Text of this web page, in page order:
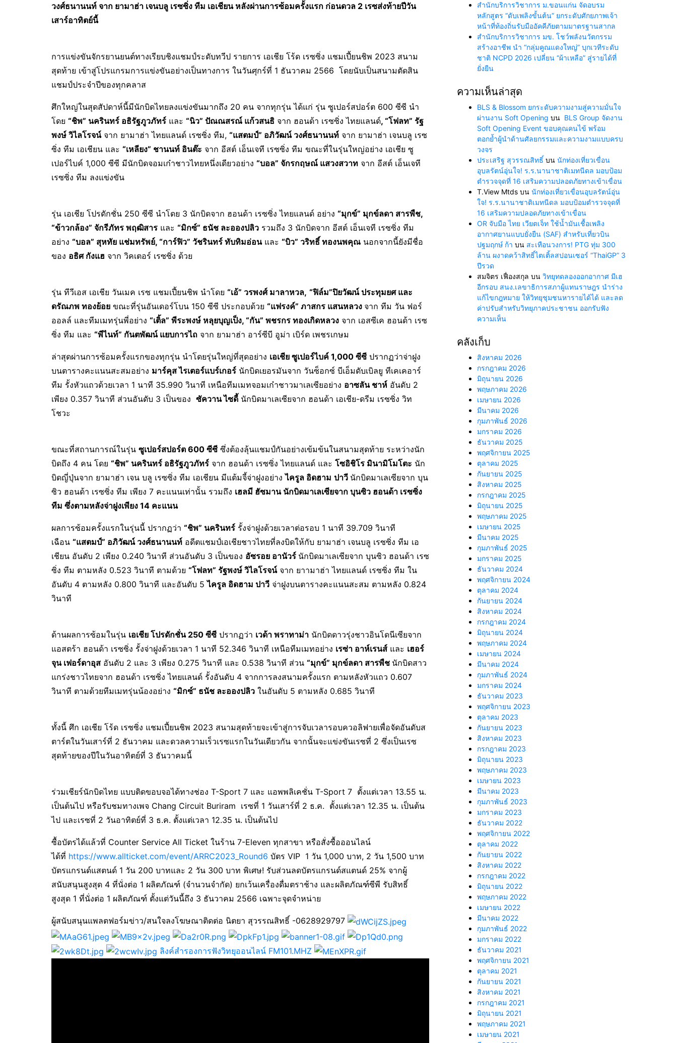
วงศ์ธนานนท์ จาก ยามาฮ่า เจนบลู เรซซิ่ง ทีม เอเชียน หลังผ่านการซ้อมครั้งแรก ก่อนดวล 2 เรซส่งท้ายปีวัน
เสาร์อาทิตย์นี้
การแข่งขันจักรยานยนต์ทางเรียบชิงแชมป์ระดับทวีป รายการ เอเชีย โร้ด เรซซิ่ง แชมเปี้ยนชิพ 2023 สนาม
สุดท้าย เข้าสู่โปรแกรมการแข่งขันอย่างเป็นทางการ ในวันศุกร์ที่ 1 ธันวาคม 2566 โดยนับเป็นสนามตัดสิน
แชมป์ประจำปีของทุกคลาส
ศึกใหญ่ในสุดสัปดาห์นี้มีนักบิดไทยลงแข่งขันมากถึง 20 คน จากทุกรุ่น ได้แก่ รุ่น ซูเปอร์สปอร์ต 600 ซีซี นำ
โดย “ชิพ” นครินทร์ อธิรัฐภูวภัทร์ และ “นิว” ปัณณสรณ์ แก้วสนธิ จาก ฮอนด้า เรซซิ่ง ไทยแลนด์, “โฟลท” รัฐ
พงษ์ วิไลโรจน์จาก ยามาฮ่า ไทยแลนด์ เรซซิ่ง ทีม, “แสตมป์” อภิวัฒน์ วงศ์ธนานนท์ จาก ยามาฮ่า เจนบลู เรซ
ซิ่ง ทีม เอเชียน และ “เหลียง” ชานนท์ อินต๊ะ จาก อีสต์ เอ็นเจที เรซซิ่ง ทีม ขณะที่ในรุ่นใหญ่อย่าง เอเชีย ซู
เปอร์ไบค์ 1,000 ซีซี มีนักบิดจอมเก๋าชาวไทยหนึ่งเดียวอย่าง “บอล” จักรกฤษณ์ แสวงสวาท จาก อีสต์ เอ็นเจที
เรซซิ่ง ทีม ลงแข่งขัน
รุ่น เอเชีย โปรดักชั่น 250 ซีซี นำโดย 3 นักบิดจาก ฮอนด้า เรซซิ่ง ไทยแลนด์ อย่าง “มุกข์” มุกข์ลดา สารพืช,
“ข้าวกล้อง” จักรีภัทร พฤฒิสาร และ “มิกซ์” ธนัช ละอองปลิว รวมถึง 3 นักบิดจาก อีสต์ เอ็นเจที เรซซิ่ง ทีม
อย่าง “บอล” สุหทัย แช่มทรัพย์, “การ์ฟิว” วัชรินทร์ ทับทิมอ่อนและ “บิว” วริทธิ์ ทองนพคุณ นอกจากนี้ยังมีชื่อ
ของ อธิศ กังแฮ จาก วิคเตอร์ เรซซิ่ง ด้วย
รุ่น ทีวีเอส เอเชีย วันเมค เรซ แชมเปี้ยนชิพ นำโดย “เอ้” วรพงศ์ มาลาหวล, “ฟิล์ม”ปิยวัฒน์ ประทุมยศ และ
ดรัณภพ ทองย้อย ขณะที่รุ่นอันเดอร์โบน 150 ซีซี ประกอบด้วย “แฟรงค์” ภาสกร แสนหลวง จาก ทีม วัน ฟอร์
ออลล์ และทีมเมทรุ่นพี่อย่าง “เติ้ล” พีระพงษ์ หลุยบุญเป็ง, “กัน” พชรกร ทองเกิดหลวง จาก เอสซีเค ฮอนด้า เรซ
ซิ่ง ทีม และ “พีไนท์” กันตพัฒน์ แยบการไถ จาก ยามาฮ่า อาร์ซีบี อูม่า เบิร์ด เพชรเกษม
ล่าสุดผ่านการซ้อมครั้งแรกของทุกรุ่น นำโดยรุ่นใหญ่ที่สุดอย่าง เอเชีย ซูเปอร์ไบค์ 1,000 ซีซี ปรากฏว่าจ่าฝูง
บนตารางคะแนนสะสมอย่าง มาร์คุส ไรเตอร์แบร์เกอร์ นักบิดเยอรมันจาก วันซ็อกซ์ บีเอ็มดับเบิลยู ทีเคเคอาร์
ทีม รั้งหัวแถวด้วยเวลา 1 นาที 35.990 วินาที เหนือทีมเมทจอมเก๋าชาวมาเลเซียอย่าง อาซลัน ชาห์ อันดับ 2
เพียง 0.357 วินาที ส่วนอันดับ 3 เป็นของ ซัควาน ไซดี้ นักบิดมาเลเซียจาก ฮอนด้า เอเชีย-ดรีม เรซซิ่ง วิท
โชวะ
ขณะที่สถานการณ์ในรุ่น ซูเปอร์สปอร์ต 600 ซีซี ซึ่งต้องลุ้นแชมป์กันอย่างเข้มข้นในสนามสุดท้าย ระหว่างนัก
บิดถึง 4 คน โดย “ชิพ” นครินทร์ อธิรัฐภูวภัทร์ จาก ฮอนด้า เรซซิ่ง ไทยแลนด์ และ โซอิชิโร มินามิโมโตะ นัก
บิดญี่ปุ่นจาก ยามาฮ่า เจน บลู เรซซิ่ง ทีม เอเชียน มีแต้มจี้จ่าฝูงอย่างไครูล อิดฮาม ปาวี นักบิดมาเลเซียจาก บุน
ซิว ฮอนด้า เรซซิ่ง ทีม เพียง 7 คะแนนเท่านั้น รวมถึง เฮลมี ฮัซมาน นักบิดมาเลเซียจาก บุนซิว ฮอนด้า เรซซิ่ง
ทีม ซึ่งตามหลังจ่าฝูงเพียง 14 คะแนน
ผลการซ้อมครั้งแรกในรุ่นนี้ ปรากฏว่า “ชิพ” นครินทร์ รั้งจ่าฝูงด้วยเวลาต่อรอบ 1 นาที 39.709 วินาที
เฉือน “แสตมป์” อภิวัฒน์ วงศ์ธนานนท์ อดีตแชมป์เอเชียชาวไทยที่ลงบิดให้กับ ยามาฮ่า เจนบลู เรซซิ่ง ทีม เอ
เชียน อันดับ 2 เพียง 0.240 วินาที ส่วนอันดับ 3 เป็นของ อัซรอย อานัวร์ นักบิดมาเลเซียจาก บุนซิว ฮอนด้า เรซ
ซิ่ง ทีม ตามหลัง 0.523 วินาที ตามด้วย “โฟลท” รัฐพงษ์ วิไลโรจน์จาก ยาามาฮ่า ไทยแลนด์ เรซซิ่ง ทีม ใน
อันดับ 4 ตามหลัง 0.800 วินาที และอันดับ 5ไครูล อิดฮาม ปาวี จ่าฝูงบนตารางคะแนนสะสม ตามหลัง 0.824
วินาที
ด้านผลการซ้อมในรุ่น เอเชีย โปรดักชั่น 250 ซีซี ปรากฏว่า เวด้า พราทาม่า นักบิดดาวรุ่งชาวอินโดนีเซียจาก
แอสตร้า ฮอนด้า เรซซิ่ง รั้งจ่าฝูงด้วยเวลา 1 นาที 52.346 วินาที เหนือทีมเมทอย่าง เรซ่า อาห์เรนส์ และ เฮอร์
จุน เฟอร์ดาอุส อันดับ 2 และ 3 เพียง 0.275 วินาที และ 0.538 วินาที ส่วน “มุกข์” มุกข์ลดา สารพืช นักบิดสาว
แกร่งชาวไทยจาก ฮอนด้า เรซซิ่ง ไทยแลนด์ รั้งอันดับ 4 จากการลงสนามครั้งแรก ตามหลังหัวแถว 0.607
วินาที ตามด้วยทีมเมทรุ่นน้องอย่าง “มิกซ์” ธนัช ละอองปลิว ในอันดับ 5 ตามหลัง 0.685 วินาที
ทั้งนี้ ศึก เอเชีย โร้ด เรซซิ่ง แชมเปี้ยนชิพ 2023 สนามสุดท้ายจะเข้าสู่การจับเวลารอบควอลิฟายเพื่อจัดอันดับส
ตาร์ตในวันเสาร์ที่ 2 ธันวาคม และดวลความเร็วเรซแรกในวันเดียวกัน จากนั้นจะแข่งขันเรซที่ 2 ซึ่งเป็นเรซ
สุดท้ายของปีในวันอาทิตย์ที่ 3 ธันวาคมนี้
ร่วมเชียร์นักบิดไทย แบบติดขอบจอได้ทางช่อง T-Sport 7 และ แอพพลิเคชั่น T-Sport 7 ตั้งแต่เวลา 13.55 น.
เป็นต้นไป หรือรับชมทางเพจ Chang Circuit Buriram เรซที่ 1 วันเสาร์ที่ 2 ธ.ค. ตั้งแต่เวลา 12.35 น. เป็นต้น
ไป และเรซที่ 2 วันอาทิตย์ที่ 3 ธ.ค. ตั้งแต่เวลา 12.35 น. เป็นต้นไป
ซื้อบัตรได้แล้วที่ Counter Service All Ticket ในร้าน 7-Eleven ทุกสาขา หรือสั่งซื้อออนไลน์
ได้ที่ https://www.allticket.com/event/ARRC2023_Round6 บัตร VIP 1 วัน 1,000 บาท, 2 วัน 1,500 บาท
บัตรแกรนด์แสตนด์ 1 วัน 200 บาทและ 2 วัน 300 บาท พิเศษ! รับส่วนลดบัตรแกรนด์สแตนด์ 25% จากผู้
สนับสนุนสูงสุด 4 ที่นั่งต่อ 1 ผลิตภัณฑ์ (จำนวนจำกัด) ยกเว้นเครื่องดื่มตราช้าง และผลิตภัณฑ์ซีพี รับสิทธิ์
สูงสุด 1 ที่นั่งต่อ 1 ผลิตภัณฑ์ ตั้งแต่วันนี้ถึง 3 ธันวาคม 2566 เฉพาะจุดจำหน่าย
ผู้สนับสนุนแพลตฟอร์มข่าว/สนใจลงโฆษณาติดต่อ นิตยา สุวรรณสิทธิ์ -0628929797
ลิงค์สำรองการฟังวิทยุออนไลน์ FM101.MHZ
สำนักบริการวิชาการ ม.ขอนแก่น จัดอบรม
หลักสูตร “ดับเพลิงขั้นต้น” ยกระดับศักยภาพเจ้า
หน้าที่ท้องถิ่นรับมืออัคคีภัยตามมาตรฐานสากล
สำนักบริการวิชาการ มข. โชว์พลังนวัตกรรม
สร้างอาชีพ นำ “กลุ่มคูณแดงใหญ่” บุกเวทีระดับ
ชาติ NCPD 2026 เปลี่ยน “ผ้าเหลือ” สู่รายได้ที่
ยั่งยืน
ความเห็นล่าสุด
BLS & Blossom ยกระดับความงามสู่ความมั่นใจ
ผ่านงาน Soft Opening บน BLS Group จัดงาน
Soft Opening Event ขอบคุณคนไข้ พร้อม
ตอกย้ำผู้นำด้านศัลยกรรมและความงามแบบครบ
วงจร
ประเสริฐ สุวรรณสิทธิ์ บน นักท่องเที่ยวเขื่อน
อุบลรัตน์อุ่นใจ! ร.ร.นานาชาติเมทนีดล มอบป้อม
ตำรวจจุดที่ 16 เสริมความปลอดภัยทางเข้าเขื่อน
T.View Mtds บน นักท่องเที่ยวเขื่อนอุบลรัตน์อุ่น
ใจ! ร.ร.นานาชาติเมทนีดล มอบป้อมตำรวจจุดที่
16 เสริมความปลอดภัยทางเข้าเขื่อน
OR จับมือ ไทย เวียตเจ็ท ใช้น้ำมันเชื้อเพลิง
อากาศยานแบบยั่งยืน (SAF) สำหรับเที่ยวบิน
ปฐมฤกษ์ ก้า บน สะเทือนวงการ! PTG ทุ่ม 300
ล้าน ผงาดคว้าสิทธิ์ไตเติ้ลสปอนเซอร์ “ThaiGP” 3
ปีรวด
สมจิตร เฟื่องสกุล บน วิทยุทดลองออกอากาศ มีเฮ
อีกรอบ สนง.เลขาธิการสภาผู้แทนราษฎร นำร่าง
แก้ไขกฎหมาย ให้วิทยุชุมชนหารายได้ได้ และลด
ค่าปรับสำหรับวิทยุภาคประชาชน ออกรับฟัง
ความเห็น
คลังเก็บ
สิงหาคม 2026
กรกฎาคม 2026
มิถุนายน 2026
พฤษภาคม 2026
เมษายน 2026
มีนาคม 2026
กุมภาพันธ์ 2026
มกราคม 2026
ธันวาคม 2025
พฤศจิกายน 2025
ตุลาคม 2025
กันยายน 2025
สิงหาคม 2025
กรกฎาคม 2025
มิถุนายน 2025
พฤษภาคม 2025
เมษายน 2025
มีนาคม 2025
กุมภาพันธ์ 2025
มกราคม 2025
ธันวาคม 2024
พฤศจิกายน 2024
ตุลาคม 2024
กันยายน 2024
สิงหาคม 2024
กรกฎาคม 2024
มิถุนายน 2024
พฤษภาคม 2024
เมษายน 2024
มีนาคม 2024
กุมภาพันธ์ 2024
มกราคม 2024
ธันวาคม 2023
พฤศจิกายน 2023
ตุลาคม 2023
กันยายน 2023
สิงหาคม 2023
กรกฎาคม 2023
มิถุนายน 2023
พฤษภาคม 2023
เมษายน 2023
มีนาคม 2023
กุมภาพันธ์ 2023
มกราคม 2023
ธันวาคม 2022
พฤศจิกายน 2022
ตุลาคม 2022
กันยายน 2022
สิงหาคม 2022
กรกฎาคม 2022
มิถุนายน 2022
พฤษภาคม 2022
เมษายน 2022
มีนาคม 2022
กุมภาพันธ์ 2022
มกราคม 2022
ธันวาคม 2021
พฤศจิกายน 2021
ตุลาคม 2021
กันยายน 2021
สิงหาคม 2021
กรกฎาคม 2021
มิถุนายน 2021
พฤษภาคม 2021
เมษายน 2021